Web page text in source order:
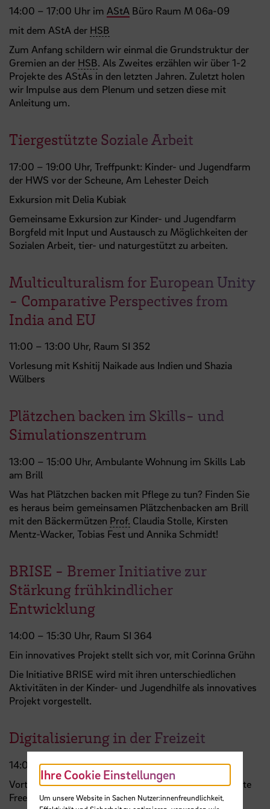
14:00 – 17:00 Uhr im AStA Büro Raum M 06a-09
mit dem AStA der HSB
Zum Anfang schildern wir einmal die Grundstruktur der
Gremien an der HSB. Als Zweites erzählen wir über 1-2
Projekte des AStAs in den letzten Jahren. Zuletzt holen
wir Impulse aus dem Plenum und setzen diese mit
Anleitung um.
Tiergestützte Soziale Arbeit
17:00 – 19:00 Uhr, Treffpunkt: Kinder- und Jugendfarm
der HWS vor der Scheune, Am Lehester Deich
Exkursion mit Delia Kubiak
Gemeinsame Exkursion zur Kinder- und Jugendfarm
Borgfeld mit Input und Austausch zu Möglichkeiten der
Sozialen Arbeit, tier- und naturgestützt zu arbeiten.
Multiculturalism for European Unity
- Comparative Perspectives from
India and EU
11:00 – 13:00 Uhr, Raum SI 352
Vorlesung mit Kshitij Naikade aus Indien und Shazia
Wülbers
Plätzchen backen im Skills- und
Simulationszentrum
13:00 – 15:00 Uhr, Ambulante Wohnung im Skills Lab
am Brill
Was hat Plätzchen backen mit Pflege zu tun? Finden Sie
es heraus beim gemeinsamen Plätzchenbacken am Brill
mit den Bäckermützen Prof. Claudia Stolle, Kirsten
Mentz-Wacker, Tobias Fest und Annika Schmidt!
BRISE - Bremer Initiative zur
Stärkung frühkindlicher
Entwicklung
14:00 – 15:30 Uhr, Raum SI 364
Ein innovatives Projekt stellt sich vor, mit Corinna Grühn
Die Initiative BRISE wird mit ihren unterschiedlichen
Aktivitäten in der Kinder- und Jugendhilfe als innovatives
Projekt vorgestellt.
Digitalisierung in der Freizeit
14:00 – 17:00 Uhr, Raum M 303
Vortrag und Diskussion von Praxisbeispielen mit Renate
Freericks
Ihre Cookie Einstellungen
Um unsere Website in Sachen Nutzer:innenfreundlichkeit,